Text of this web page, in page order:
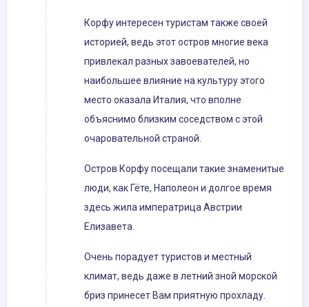
Корфу интересен туристам также своей
историей, ведь этот остров многие века
привлекал разных завоевателей, но
наибольшее влияние на культуру этого
место оказала Италия, что вполне
объяснимо близким соседством с этой
очаровательной страной.
Остров Корфу посещали такие знаменитые
люди, как Гёте, Наполеон и долгое время
здесь жила императрица Австрии
Елизавета.
Очень порадует туристов и местный
климат, ведь даже в летний зной морской
бриз принесет Вам приятную прохладу.